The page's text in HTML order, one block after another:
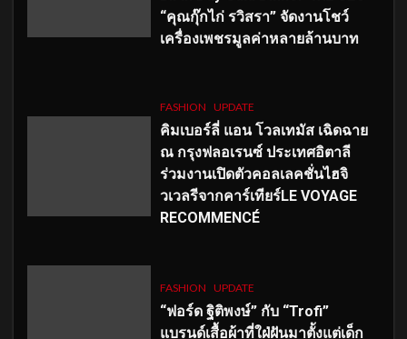
“คุณกุ๊กไก่ รวิสรา” จัดงานโชว์
เครื่องเพชรมูลค่าหลายล้านบาท
FASHION UPDATE
คิมเบอร์ลี่ แอน โวลเทมัส เฉิดฉาย
ณ กรุงฟลอเรนซ์ ประเทศอิตาลี
ร่วมงานเปิดตัวคอลเลคชั่นไฮจิ
วเวลรีจากคาร์เทียร์LE VOYAGE
RECOMMENCÉ
FASHION UPDATE
“ฟอร์ด ฐิติพงษ์” กับ “Trofi”
แบรนด์เสื้อผ้าที่ใฝ่ฝันมาตั้งแต่เด็ก